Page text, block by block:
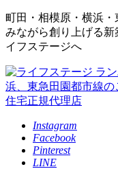
町田・相模原・横浜
みながら創り上げる
イフステージへ
Instagram
Facebook
Pinterest
LINE